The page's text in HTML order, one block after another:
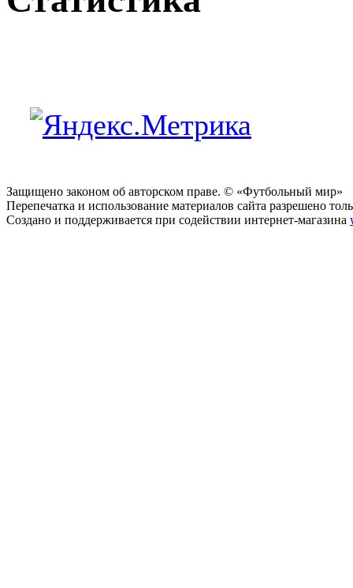
Защищено законом об авторском праве. © «Футбольный мир»
Перепечатка и использование материалов сайта разрешено
Создано и поддерживается при содействии интернет-магазина